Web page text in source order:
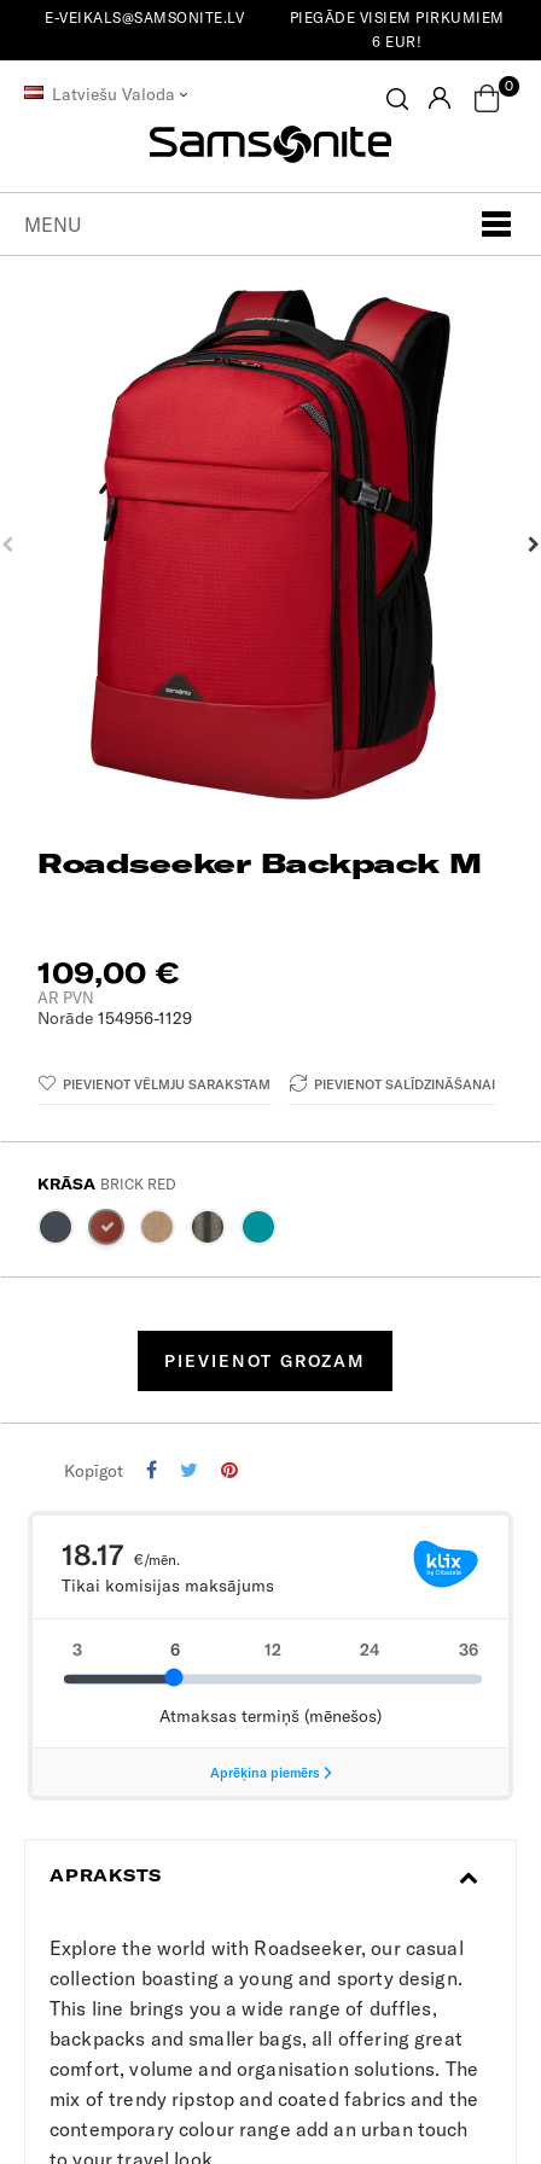
E-VEIKALS@SAMSONITE.LV
PIEGĀDE VISIEM PIRKUMIEM
6 EUR!
Latviešu Valoda 0
MENU
Roadseeker Backpack M
109,00 €
AR PVN
Norāde 154956-1129
PIEVIENOT VĒLMJU SARAKSTAM PIEVIENOT SALĪDZINĀŠANAI
KRĀSA BRICK RED
PIEVIENOT GROZAM
Kopīgot
APRAKSTS
Explore the world with Roadseeker, our casual
collection boasting a young and sporty design.
This line brings you a wide range of duffles,
backpacks and smaller bags, all offering great
comfort, volume and organisation solutions. The
mix of trendy ripstop and coated fabrics and the
contemporary colour range add an urban touch